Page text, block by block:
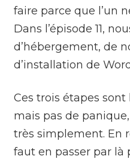
faire parce que l’un
Dans l’épisode 11,
d’hébergement, de
d’installation de
Ces trois étapes
mais pas de
très simplement. En
faut en passer par là